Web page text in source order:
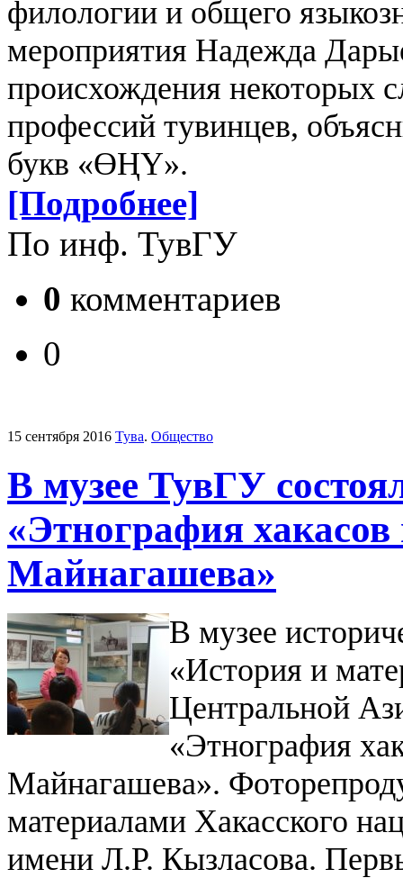
филологии и общего
мероприятия Надежда
происхождения некоторых
профессий тувинцев,
букв «ӨҢҮ».
[Подробнее]
По инф. ТувГУ
0 комментариев
0
15 сентября 2016 Тува. Общество
В музее ТувГУ
«Этнография
Майнагашева»
В музее
«История и
Центральной
«Этнография
Майнагашева».
материалами Хакасского
имени Л.Р. Кызласова.